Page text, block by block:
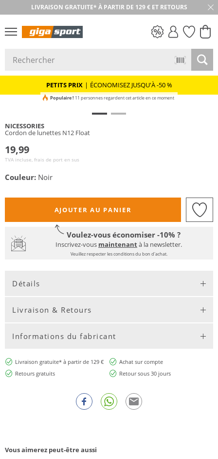
LIVRAISON GRATUITE* À PARTIR DE 129 € ET RETOURS
RETOUR SOUS 30 JOURS
PETITS PRIX | ÉCONOMISEZ JUSQU'À -50 %
Populaire ! 11 personnes regardent cet article en ce moment
NICESSORIES
Cordon de lunettes N12 Float
19,99
TVA incluse, frais de port en sus
Couleur: Noir
AJOUTER AU PANIER
Voulez-vous économiser -10% ?
Inscrivez-vous maintenantà la newsletter.
Veuillez respecter les conditions du bon d'achat.
Détails
Livraison & Retours
Informations du fabricant
Livraison gratuite* à partir de 129 €
Achat sur compte
Retours gratuits
Retour sous 30 jours
Vous aimerez peut-être aussi